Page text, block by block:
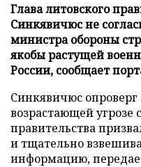
Глава литовского
Синкявичюс не
министра обороны
якобы растущей
России, сообщает
Синкявичюс опроверг
возрастающей угрозе
правительства
и тщательно
информацию,